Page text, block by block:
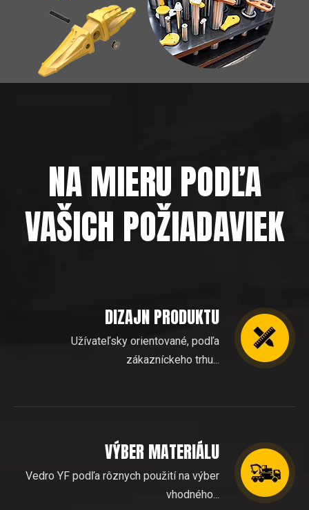
NA MIERU PODĽA
VAŠICH POŽIADAVIEK
DIZAJN PRODUKTU
Užívateľsky orientované, podľa
zákazníckeho trhu...
VÝBER MATERIÁLU
Vedro YF podľa rôznych použití na výber
vhodného...